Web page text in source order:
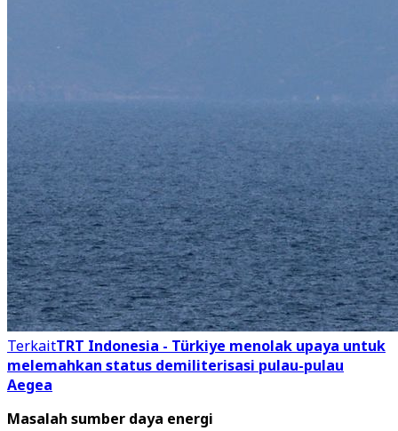
TerkaitTRT Indonesia - Türkiye menolak upaya untuk
melemahkan status demiliterisasi pulau-pulau
Aegea
Masalah sumber daya energi